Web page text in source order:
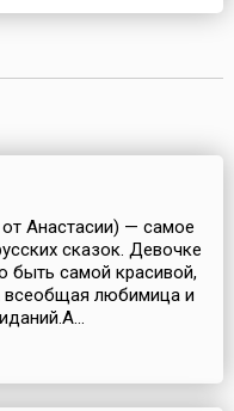
Анастасии) — самое
сказок. Девочке
быть самой красивой,
всеобщая любимица и